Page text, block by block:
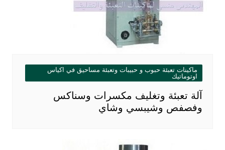
ماكينات تعبئة حبوب و حبيبات وتعبئة مساحيق في اكياس
اوتوماتيك
آلة تعبئة وتغليف مكسرات وسناكس
وفصفص وشيبسي وشاي